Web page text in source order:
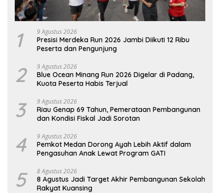
1 9 Agustus 2026
Presisi Merdeka Run 2026 Jambi Diikuti 12 Ribu
Peserta dan Pengunjung
2 9 Agustus 2026
Blue Ocean Minang Run 2026 Digelar di Padang,
Kuota Peserta Habis Terjual
3 9 Agustus 2026
Riau Genap 69 Tahun, Pemerataan Pembangunan
dan Kondisi Fiskal Jadi Sorotan
4 9 Agustus 2026
Pemkot Medan Dorong Ayah Lebih Aktif dalam
Pengasuhan Anak Lewat Program GATI
5 8 Agustus 2026
8 Agustus Jadi Target Akhir Pembangunan Sekolah
Rakyat Kuansing